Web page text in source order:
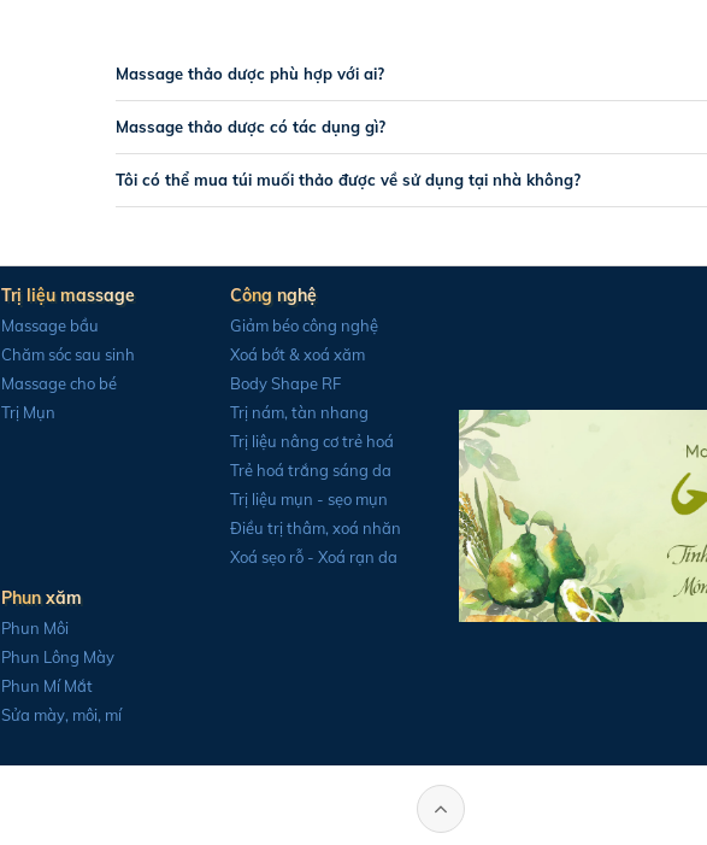
Massage thảo dược phù hợp với ai?
Massage thảo dược có tác dụng gì?
Tôi có thể mua túi muối thảo được về sử dụng tại nhà không?
Trị liệu massage
Massage bầu
Chăm sóc sau sinh
Massage cho bé
Trị Mụn
Công nghệ
Giảm béo công nghệ
Xoá bớt & xoá xăm
Body Shape RF
Trị nám, tàn nhang
Trị liệu nâng cơ trẻ hoá
Trẻ hoá trắng sáng da
Trị liệu mụn - sẹo mụn
Điều trị thâm, xoá nhăn
Xoá sẹo rỗ - Xoá rạn da
Phun xăm
Phun Môi
Phun Lông Mày
Phun Mí Mắt
Sửa mày, môi, mí